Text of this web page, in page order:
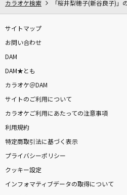
[生音]はがゆい唇～
～
高橋真梨子
Treasure!
TRIGGER
おひとりさま天国
カラオケ検索 「桜井梨穂子(新谷良子)」
サイトマップ
お問い合わせ
DAM
DAM★とも
カラオケ＠DAM
サイトのご利用について
カラオケご利用にあたっての注意事項
利用規約
特定商取引法に基づく表示
プライバシーポリシー
クッキー設定
インフォマティブデータの取得について